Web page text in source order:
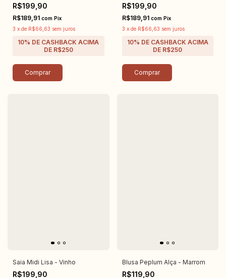
R$199,90
R$189,91 com Pix
3 x de R$66,63 sem juros
Comprar
R$199,90
R$189,91 com Pix
3 x de R$66,63 sem juros
Comprar
Saia Midi Lisa - Vinho
R$199,90
Blusa Peplum Alça - Marrom
R$119,90